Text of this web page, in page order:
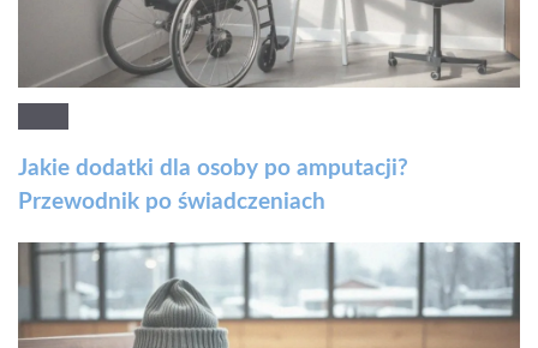
Jakie dodatki dla osoby po amputacji?
Przewodnik po świadczeniach